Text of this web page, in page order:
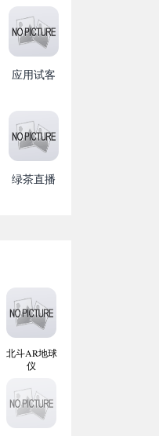
应用试客
绿茶直播
北斗AR地球
仪